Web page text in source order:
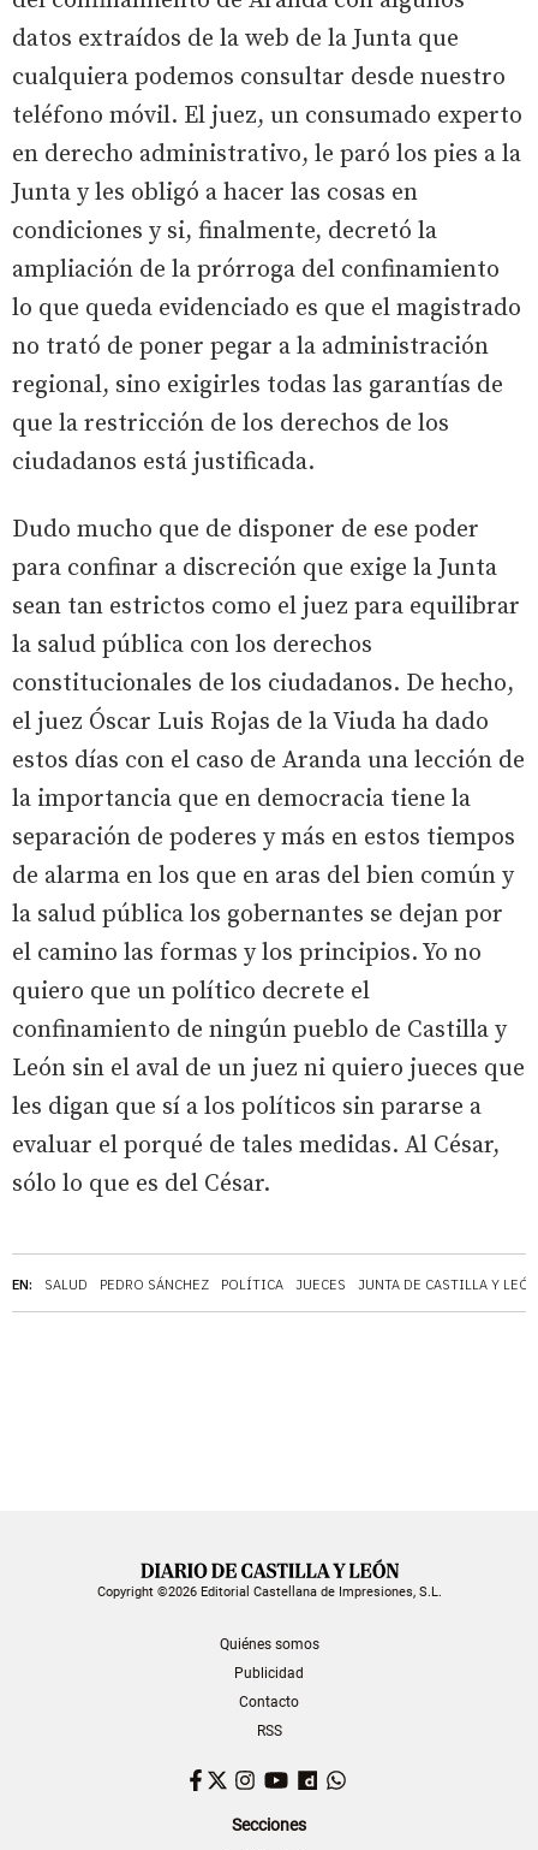
EN: SALUD PEDRO SÁNCHEZ POLÍTICA JUECES JUNTA DE CASTILLA Y LEÓN
datos extraídos de la web de la Junta que
cualquiera podemos consultar desde nuestro
teléfono móvil. El juez, un consumado experto
en derecho administrativo, le paró los pies a la
Junta y les obligó a hacer las cosas en
condiciones y si, finalmente, decretó la
ampliación de la prórroga del confinamiento
lo que queda evidenciado es que el magistrado
no trató de poner pegar a la administración
regional, sino exigirles todas las garantías de
que la restricción de los derechos de los
ciudadanos está justificada.
Dudo mucho que de disponer de ese poder
para confinar a discreción que exige la Junta
sean tan estrictos como el juez para equilibrar
la salud pública con los derechos
constitucionales de los ciudadanos. De hecho,
el juez Óscar Luis Rojas de la Viuda ha dado
estos días con el caso de Aranda una lección de
la importancia que en democracia tiene la
separación de poderes y más en estos tiempos
de alarma en los que en aras del bien común y
la salud pública los gobernantes se dejan por
el camino las formas y los principios. Yo no
quiero que un político decrete el
confinamiento de ningún pueblo de Castilla y
León sin el aval de un juez ni quiero jueces que
les digan que sí a los políticos sin pararse a
evaluar el porqué de tales medidas. Al César,
sólo lo que es del César.
Copyright ©2026 Editorial Castellana de Impresiones, S.L.
Quiénes somos
Publicidad
Contacto
RSS
Facebook
TwitterInstagram
YouTubeDailymotion
Secciones